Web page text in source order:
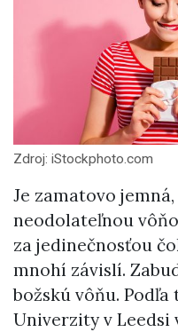
Zdroj: iStockphoto.com
Je zamatovo
neodolateľnou
za jedinečnosťou
mnohí závislí.
božskú vôňu.
Univerzity v Leedsi